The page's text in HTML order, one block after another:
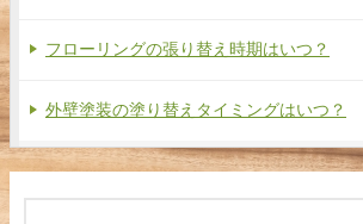
フローリングの張り替え時期はいつ？
外壁塗装の塗り替えタイミングはいつ？